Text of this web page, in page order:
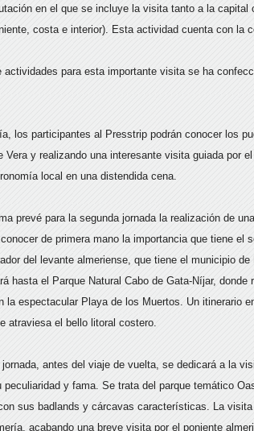
en el que se incluye la visita tanto a la capital
costa e interior). Esta actividad cuenta con la
actividades para esta importante visita se ha
los participantes al Presstrip podrán conocer los
Vera y realizando una interesante visita guiada por
local en una distendida cena.
prevé para la segunda jornada la realización de
de primera mano la importancia que tiene el
del levante almeriense, que tiene el municipio
hasta el Parque Natural Cabo de Gata-Níjar, donde
la espectacular Playa de los Muertos. Un itinerario
atraviesa el bello litoral costero.
jornada, antes del viaje de vuelta, se dedicará a la
y fama. Se trata del parque temático
sus badlands y cárcavas características. La
acabando una breve visita por el poniente